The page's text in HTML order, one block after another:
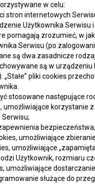
w celu:
stron internetowych
Użytkownika
pomagają zrozumieć, w
Serwisu (po
są dwa zasadnicze
są w
pliki cookies
stosowane następujące
umożliwiające korzystanie
umożliwiające
umożliwiające
Użytkownik, rozmiaru
umożliwiające
służące do